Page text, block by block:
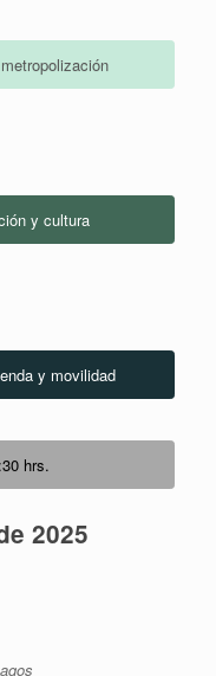
y cultura
y movilidad
hrs.
2025